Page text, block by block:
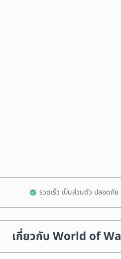
รวดเร็ว เป็นส่วนตัว ปลอดภัย
เกี่ยวกับ World of